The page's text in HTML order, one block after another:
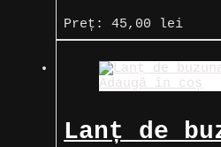
cu țepi
Preț: 45,00 lei
Adaugă în coș
Lanț de